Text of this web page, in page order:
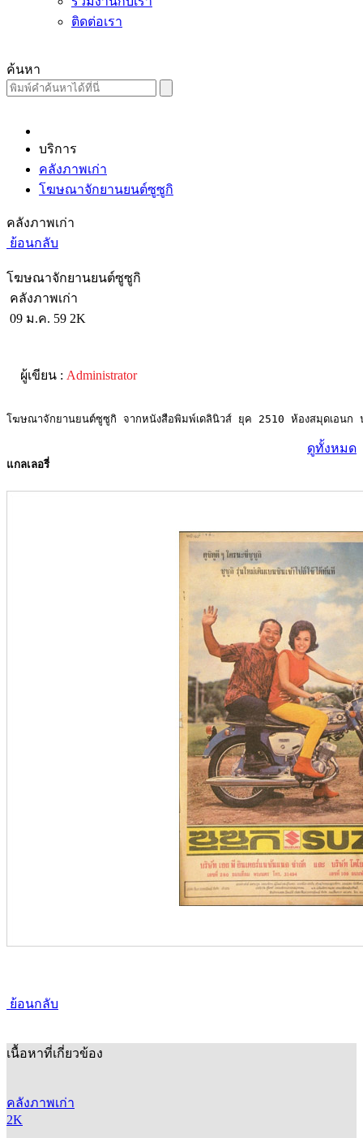
ติดต่อเรา
ค้นหา
บริการ
คลังภาพเก่า
โฆษณาจักยานยนต์ซูซูกิ
คลังภาพเก่า
ย้อนกลับ
โฆษณาจักยานยนต์ซูซูกิ
คลังภาพเก่า
09 ม.ค. 59 2K
ผู้เขียน : Administrator
โฆษณาจักยานยนต์ซูซูกิ จากหนังสือพิมพ์เดลินิวส์ ยุค 2510 ห้องสมุดเอนก
แกลเลอรี่
ดูทั้งหมด
ย้อนกลับ
เนื้อหาที่เกี่ยวข้อง
คลังภาพเก่า
2K